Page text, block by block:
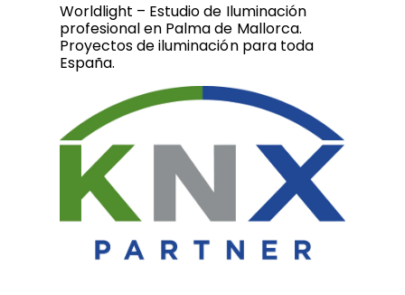
Worldlight – Estudio de Iluminación
profesional en Palma de Mallorca.
Proyectos de iluminación para toda
España.